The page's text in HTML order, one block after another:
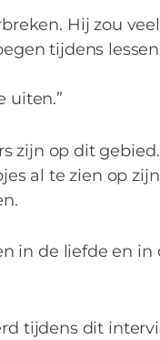
Hij zou
tijdens
uiten.”
zijn op dit
al te zien op
in de liefde en
tijdens dit